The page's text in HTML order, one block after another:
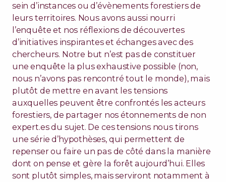
sein d’instances ou d’évènements forestiers de
leurs territoires. Nous avons aussi nourri
l’enquête et nos réflexions de découvertes
d’initiatives inspirantes et échanges avec des
chercheurs. Notre but n’est pas de constituer
une enquête la plus exhaustive possible (non,
nous n’avons pas rencontré tout le monde), mais
plutôt de mettre en avant les tensions
auxquelles peuvent être confrontés les acteurs
forestiers, de partager nos étonnements de non
expert.es du sujet. De ces tensions nous tirons
une série d’hypothèses, qui permettent de
repenser ou faire un pas de côté dans la manière
dont on pense et gère la forêt aujourd’hui. Elles
sont plutôt simples, mais serviront notamment à